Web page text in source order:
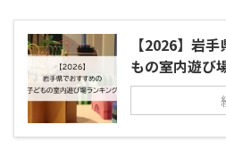
【2026】岩
もの室内遊び